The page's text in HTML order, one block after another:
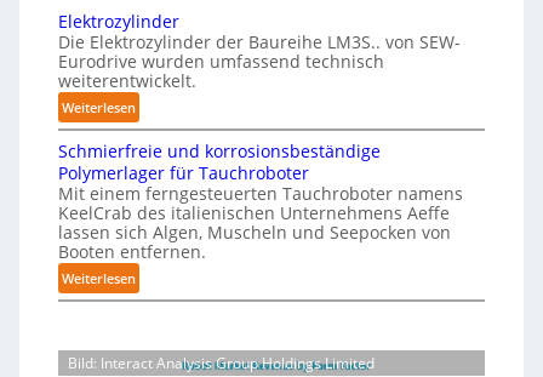
a
a
u
f
d
F
r
l
e
n
z
e
r
t
-
B
e
l
a
d
u
n
g
f
ü
r
K
t
n
s
i
b
l
F
i
n
g
e
r
g
e
i
Elektrozylinder
Die Elektrozylinder der Baureihe LM3S.. von SEW-
Eurodrive wurden umfassend technisch
weiterentwickelt.
Weiterlesen:
E
l
e
k
t
r
o
z
i
Schmierfreie und korrosionsbeständige
Polymerlager für Tauchroboter
Mit einem ferngesteuerten Tauchroboter namens
KeelCrab des italienischen Unternehmens Aeffe
lassen sich Algen, Muscheln und Seepocken von
Booten entfernen.
Weiterlesen:
S
h
m
Bild: Interact Analysis Group Holdings Limited